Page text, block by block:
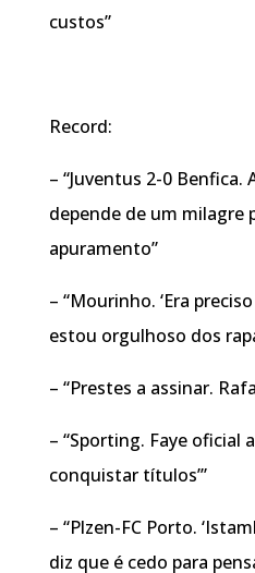
custos”
Record:
– “Juventus 2-0 Benfica.
depende de um milagre
apuramento”
– “Mourinho. ‘Era
estou orgulhoso dos
– “Prestes a assinar.
– “Sporting. Faye oficial
conquistar títulos’”
– “Plzen-FC Porto.
diz que é cedo para